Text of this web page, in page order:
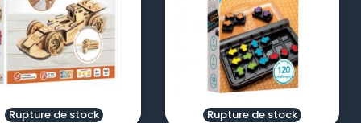
visibility
Rupture de stock
visibility
Rupture de stock